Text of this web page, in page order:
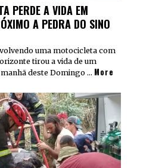
PERDE A VIDA EM
A PEDRA DO SINO
uma motocicleta com
tirou a vida de um
deste Domingo … More